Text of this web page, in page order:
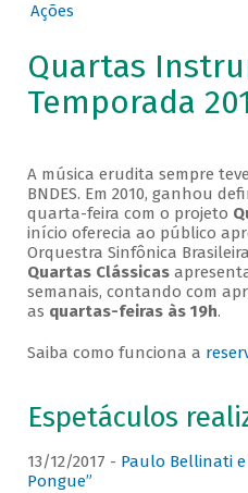
Ações
Quartas
Temporada
A música erudita sempre
BNDES. Em 2010, ganhou
quarta-feira com o projeto
início oferecia ao público
Orquestra Sinfônica
Quartas Clássicas
semanais, contando com
as quartas-feiras às 19h.
Saiba como funciona a
Espetáculos
13/12/2017 - Paulo Bellinati
Pongue”